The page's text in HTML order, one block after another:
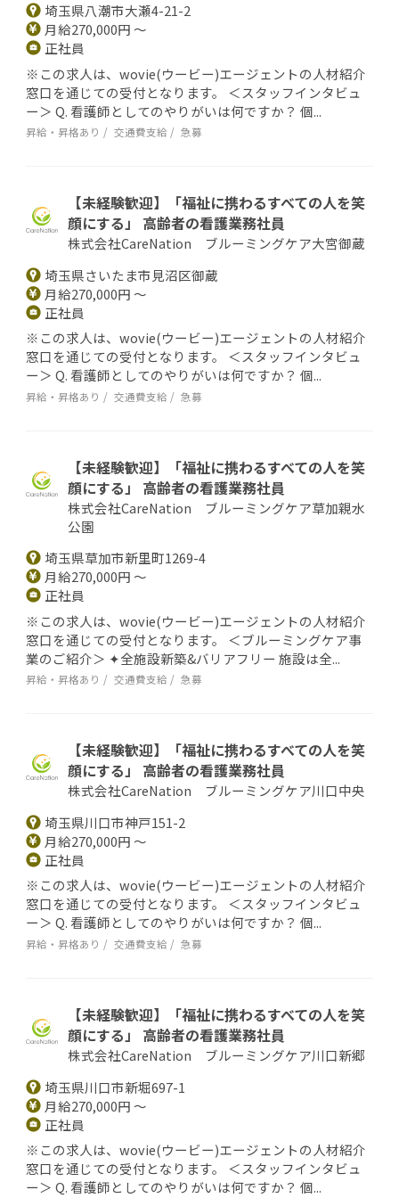
埼玉県八潮市大瀬4-21-2
月給270,000円 ～
正社員
※この求人は、wovie(ウービー)エージェントの人材紹介
窓口を通じての受付となります。 ＜スタッフインタビュ
ー＞ Q. 看護師としてのやりがいは何ですか？ 個...
昇給・昇格あり 交通費支給 急募
【未経験歓迎】「福祉に携わるすべての人を笑
顔にする」 高齢者の看護業務社員
株式会社CareNation ブルーミングケア大宮御蔵
埼玉県さいたま市見沼区御蔵
月給270,000円 ～
正社員
※この求人は、wovie(ウービー)エージェントの人材紹介
窓口を通じての受付となります。 ＜スタッフインタビュ
ー＞ Q. 看護師としてのやりがいは何ですか？ 個...
昇給・昇格あり 交通費支給 急募
【未経験歓迎】「福祉に携わるすべての人を笑
顔にする」 高齢者の看護業務社員
株式会社CareNation ブルーミングケア草加親水
公園
埼玉県草加市新里町1269-4
月給270,000円 ～
正社員
※この求人は、wovie(ウービー)エージェントの人材紹介
窓口を通じての受付となります。 ＜ブルーミングケア事
業のご紹介＞ ✦全施設新築&バリアフリー 施設は全...
昇給・昇格あり 交通費支給 急募
【未経験歓迎】「福祉に携わるすべての人を笑
顔にする」 高齢者の看護業務社員
株式会社CareNation ブルーミングケア川口中央
埼玉県川口市神戸151-2
月給270,000円 ～
正社員
※この求人は、wovie(ウービー)エージェントの人材紹介
窓口を通じての受付となります。 ＜スタッフインタビュ
ー＞ Q. 看護師としてのやりがいは何ですか？ 個...
昇給・昇格あり 交通費支給 急募
【未経験歓迎】「福祉に携わるすべての人を笑
顔にする」 高齢者の看護業務社員
株式会社CareNation ブルーミングケア川口新郷
埼玉県川口市新堀697-1
月給270,000円 ～
正社員
※この求人は、wovie(ウービー)エージェントの人材紹介
窓口を通じての受付となります。 ＜スタッフインタビュ
ー＞ Q. 看護師としてのやりがいは何ですか？ 個...